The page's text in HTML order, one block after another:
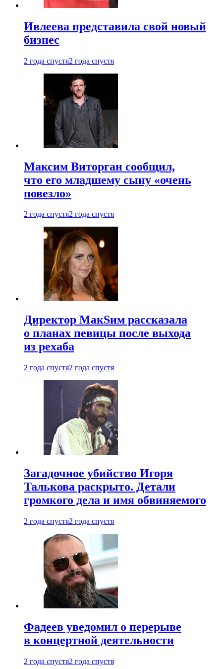
Ивлеева представила свой новый
бизнес
2 года спустя2 года спустя
Максим Виторган сообщил,
что его младшему сыну «очень
повезло»
2 года спустя2 года спустя
Директор МакSим рассказала
о планах певицы после выхода
из рехаба
2 года спустя2 года спустя
Загадочное убийство Игоря
Талькова раскрыто. Детали
громкого дела и имя обвиняемого
2 года спустя2 года спустя
Фадеев уведомил о перерыве
в концертной деятельности
2 года спустя2 года спустя